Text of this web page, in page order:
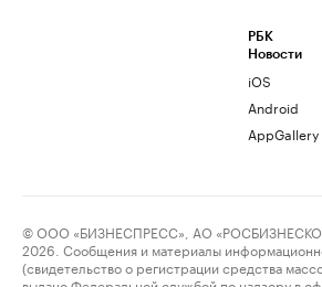
РБК
Новости
iOS
Android
AppGallery
© ООО «БИЗНЕСПРЕСС», АО
2026. Сообщения и материалы
(свидетельство о регистрации средства